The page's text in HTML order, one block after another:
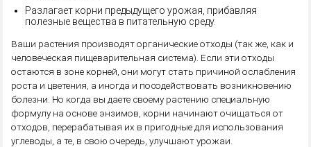
Разлагает корни предыдущего урожая, прибавляя
полезные вещества в питательную среду.
Ваши растения производят органические отходы (так же, как и
человеческая пищеварительная система). Если эти отходы
остаются в зоне корней, они могут стать причиной ослабления
роста и цветения, а иногда и посодействовать возникновению
болезни. Но когда вы даете своему растению специальную
формулу на основе энзимов, корни начинают очищаться от
отходов, перерабатывая их в пригодные для использования
углеводы, а те, в свою очередь, улучшают урожаи.